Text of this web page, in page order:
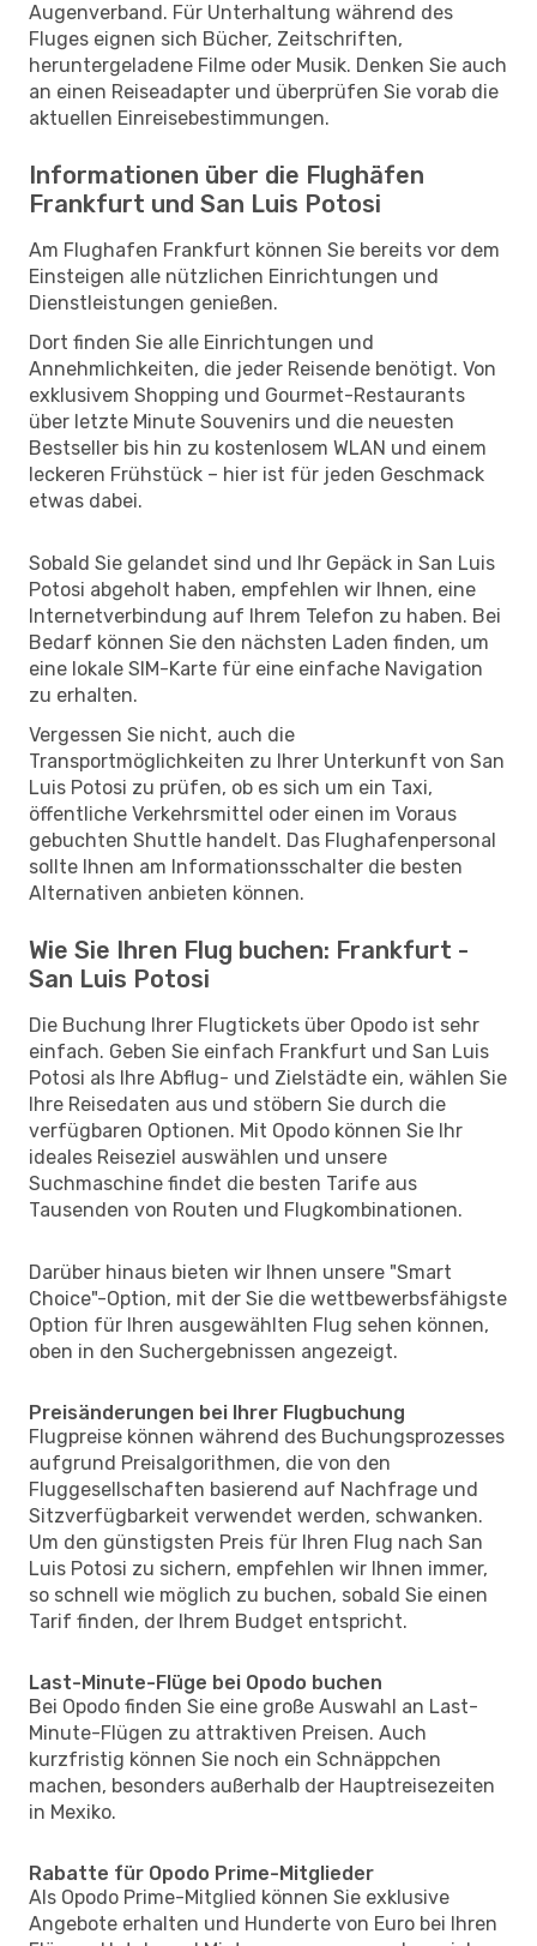
Augenverband. Für Unterhaltung während des
Fluges eignen sich Bücher, Zeitschriften,
heruntergeladene Filme oder Musik. Denken Sie auch
an einen Reiseadapter und überprüfen Sie vorab die
aktuellen Einreisebestimmungen.
Informationen über die Flughäfen
Frankfurt und San Luis Potosi
Am Flughafen Frankfurt können Sie bereits vor dem
Einsteigen alle nützlichen Einrichtungen und
Dienstleistungen genießen.
Dort finden Sie alle Einrichtungen und
Annehmlichkeiten, die jeder Reisende benötigt. Von
exklusivem Shopping und Gourmet-Restaurants
über letzte Minute Souvenirs und die neuesten
Bestseller bis hin zu kostenlosem WLAN und einem
leckeren Frühstück – hier ist für jeden Geschmack
etwas dabei.
Sobald Sie gelandet sind und Ihr Gepäck in San Luis
Potosi abgeholt haben, empfehlen wir Ihnen, eine
Internetverbindung auf Ihrem Telefon zu haben. Bei
Bedarf können Sie den nächsten Laden finden, um
eine lokale SIM-Karte für eine einfache Navigation
zu erhalten.
Vergessen Sie nicht, auch die
Transportmöglichkeiten zu Ihrer Unterkunft von San
Luis Potosi zu prüfen, ob es sich um ein Taxi,
öffentliche Verkehrsmittel oder einen im Voraus
gebuchten Shuttle handelt. Das Flughafenpersonal
sollte Ihnen am Informationsschalter die besten
Alternativen anbieten können.
Wie Sie Ihren Flug buchen: Frankfurt -
San Luis Potosi
Die Buchung Ihrer Flugtickets über Opodo ist sehr
einfach. Geben Sie einfach Frankfurt und San Luis
Potosi als Ihre Abflug- und Zielstädte ein, wählen Sie
Ihre Reisedaten aus und stöbern Sie durch die
verfügbaren Optionen. Mit Opodo können Sie Ihr
ideales Reiseziel auswählen und unsere
Suchmaschine findet die besten Tarife aus
Tausenden von Routen und Flugkombinationen.
Darüber hinaus bieten wir Ihnen unsere "Smart
Choice"-Option, mit der Sie die wettbewerbsfähigste
Option für Ihren ausgewählten Flug sehen können,
oben in den Suchergebnissen angezeigt.
Preisänderungen bei Ihrer Flugbuchung
Flugpreise können während des Buchungsprozesses
aufgrund Preisalgorithmen, die von den
Fluggesellschaften basierend auf Nachfrage und
Sitzverfügbarkeit verwendet werden, schwanken.
Um den günstigsten Preis für Ihren Flug nach San
Luis Potosi zu sichern, empfehlen wir Ihnen immer,
so schnell wie möglich zu buchen, sobald Sie einen
Tarif finden, der Ihrem Budget entspricht.
Last-Minute-Flüge bei Opodo buchen
Bei Opodo finden Sie eine große Auswahl an Last-
Minute-Flügen zu attraktiven Preisen. Auch
kurzfristig können Sie noch ein Schnäppchen
machen, besonders außerhalb der Hauptreisezeiten
in Mexiko.
Rabatte für Opodo Prime-Mitglieder
Als Opodo Prime-Mitglied können Sie exklusive
Angebote erhalten und Hunderte von Euro bei Ihren